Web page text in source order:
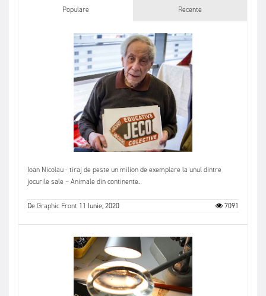
Populare Recente
Ioan Nicolau - tiraj de peste un milion de exemplare la unul dintre
jocurile sale – Animale din continente.
DeGraphic Front 11 Iunie, 2020 7091